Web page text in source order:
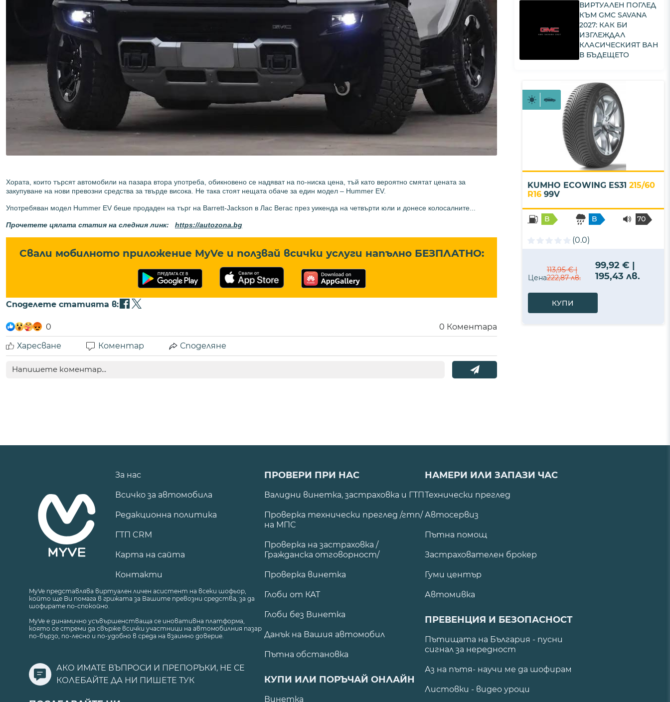
Хората, които търсят автомобили на пазара втора употреба, обикновено се надяват на по-ниска цена, тъй като вероятно смятат цената за
закупуване на нови превозни средства за твърде висока. Не така стоят нещата обаче за един модел – Hummer EV.
Употребяван модел Hummer EV беше продаден на търг на Barrett-Jackson в Лас Вегас през уикенда на четвърти юли и донесе колосалните...
Прочетете цялата статия на следния линк: https://autozona.bg
Свали мобилното приложение MyVe и ползвай всички услуги напълно БЕЗПЛАТНО:
Споделете статията в:
0 0 Коментара
Харесване
Коментар Споделяне
ВИРТУАЛЕН ПОГЛЕД
КЪМ GMC SAVANA
2027: КАК БИ
ИЗГЛЕЖДАЛ
КЛАСИЧЕСКИЯТ ВАН
В БЪДЕЩЕТО
KUMHO ECOWING ES31 215/60
R16 99V
B B
70
(0.0)
Цена
113,95 € |
222,87 лв.
99,92 € |
195,43 лв.
КУПИ
За нас
Всичко за автомобила
Редакционна политика
ГТП CRM
Карта на сайта
Контакти
MyVe представлява виртуален личен асистент на всеки шофьор,
който ще Ви помага в грижата за Вашите превозни средства, за да
шофирате по-спокойно.
MyVe е динамично усъвършенстваща се иновативна платформа,
която се стреми да свърже всички участници на автомобилния пазар
по-бързо, по-лесно и по-удобно в среда на взаимно доверие.
АКО ИМАТЕ ВЪПРОСИ И ПРЕПОРЪКИ, НЕ СЕ
КОЛЕБАЙТЕ ДА НИ ПИШЕТЕ ТУК
ПРОВЕРИ ПРИ НАС
Валидни винетка, застраховка и ГТП
Проверка технически преглед /гтп/
на МПС
Проверка на застраховка /
Гражданска отговорност/
Проверка винетка
Глоби от КАТ
Глоби без Винетка
Данък на Вашия автомобил
Пътна обстановка
КУПИ ИЛИ ПОРЪЧАЙ ОНЛАЙН
Винетка
НАМЕРИ ИЛИ ЗАПАЗИ ЧАС
Технически преглед
Автосервиз
Пътна помощ
Застрахователен брокер
Гуми център
Автомивка
ПРЕВЕНЦИЯ И БЕЗОПАСНОСТ
Пътищата на България - пусни
сигнал за нередност
Аз на пътя- научи ме да шофирам
Листовки - видео уроци